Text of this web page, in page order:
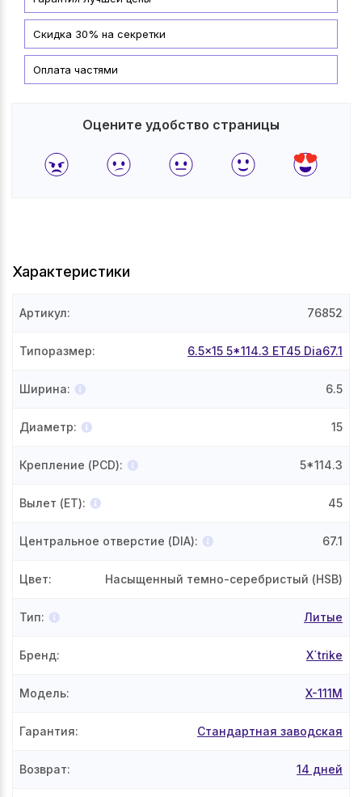
Скидка 30% на секретки
Оплата частями
Оцените удобство страницы
Характеристики
Артикул: 76852
Типоразмер: 6.5x15 5*114.3 ET45 Dia67.1
Ширина: 6.5
Диаметр: 15
Крепление (PCD): 5*114.3
Вылет (ET): 45
Центральное отверстие (DIA): 67.1
Цвет: Насыщенный темно-серебристый (HSB)
Тип: Литые
Бренд: X`trike
Модель: X-111М
Гарантия: Стандартная заводская
Возврат: 14 дней